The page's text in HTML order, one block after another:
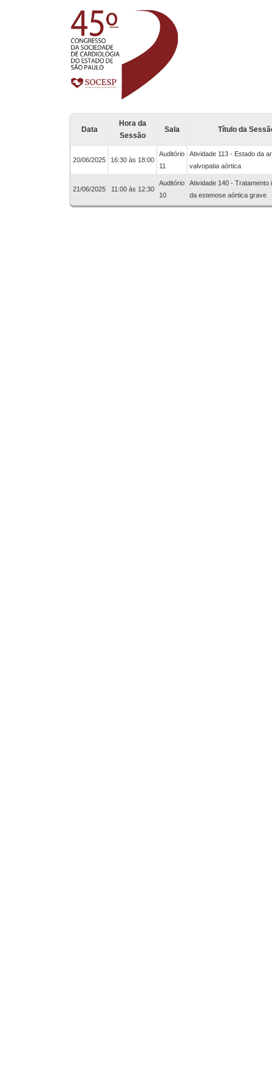
Data
Hora da
Sessão
Sala Título da
20/06/2025 16:30 às 18:00
Auditório
11
Atividade 113 - Estado da
valvopatia aórtica
21/06/2025 11:00 às 12:30
Auditório
10
Atividade 140 - Tratamento
da estenose aórtica grave